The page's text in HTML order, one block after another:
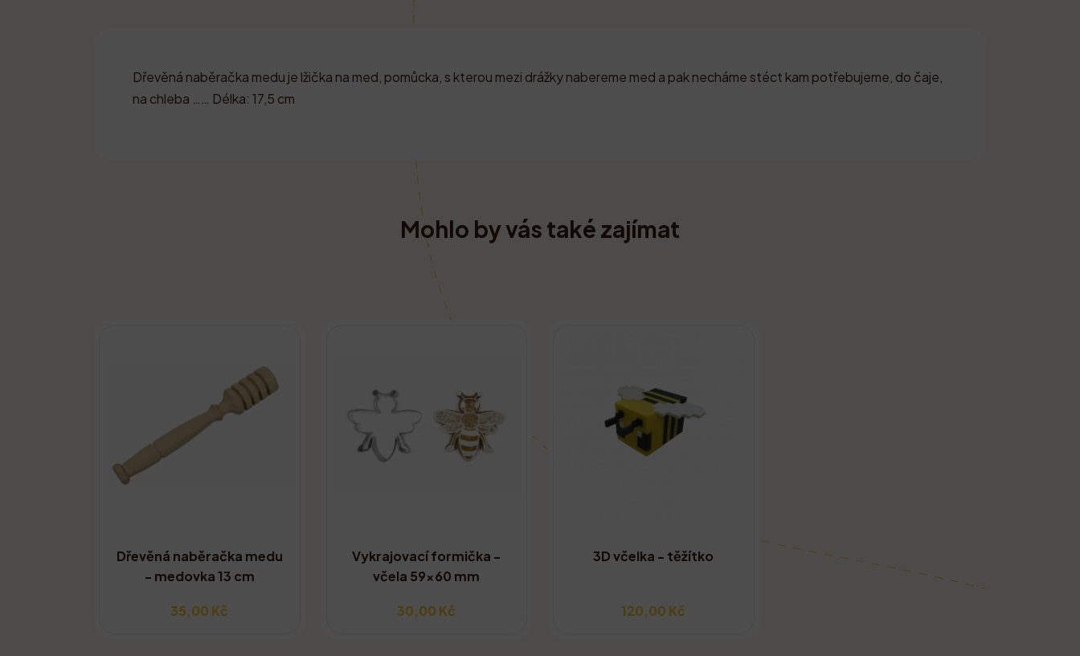
Dřevěná naběračka medu je lžička na med, pomůcka, s kterou mezi drážky nabereme med a pak necháme stéct kam potřebujeme, do čaje,
na chleba …… Délka: 17,5 cm
Mohlo by vás také zajímat
Dřevěná naběračka medu
- medovka 13 cm
35,00 Kč
Vykrajovací formička -
včela 59x60 mm
30,00 Kč
3D včelka - těžítko
120,00 Kč